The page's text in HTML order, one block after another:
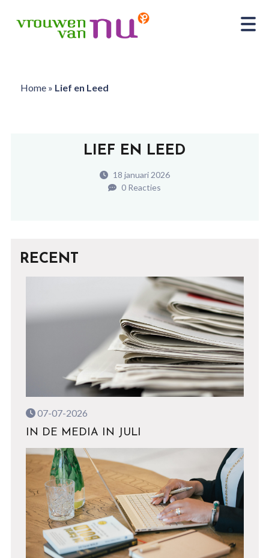
Home» Lief en Leed
LIEF EN LEED
18 januari 2026
0 Reacties
RECENT
07-07-2026
IN DE MEDIA IN JULI